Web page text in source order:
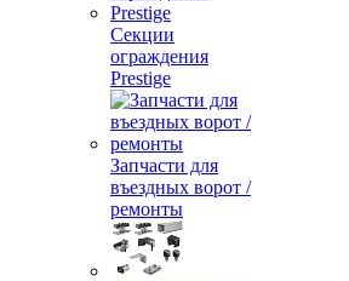
Секции
ограждения
Prestige
Запчасти для
въездных ворот /
ремонты